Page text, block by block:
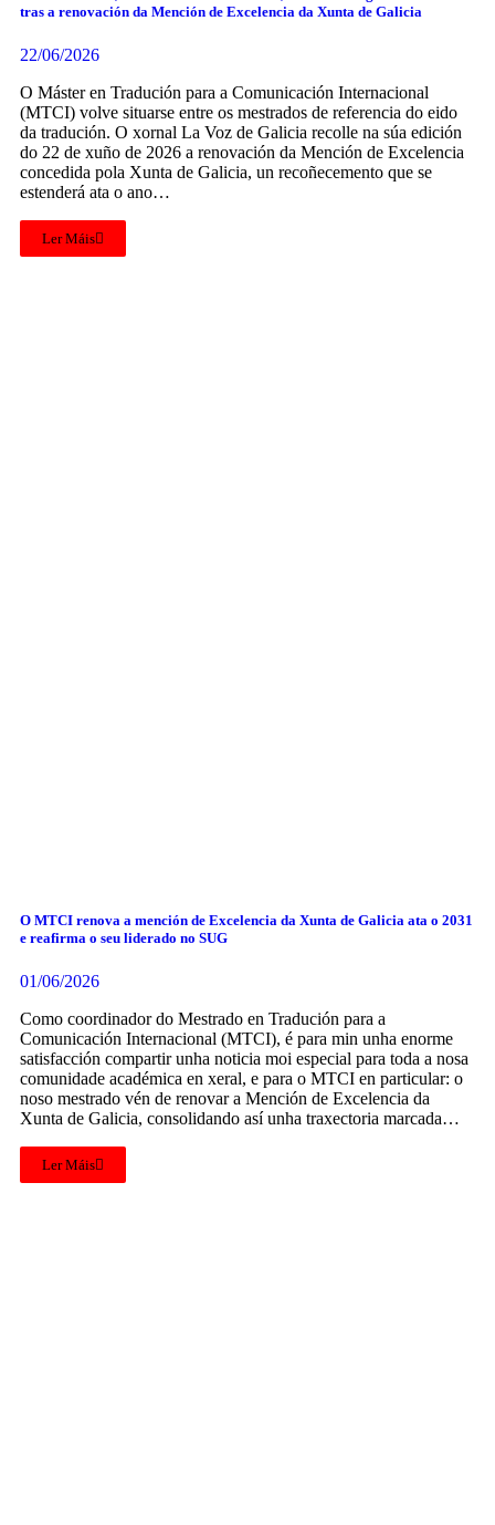
tras a renovación da Mención de Excelencia da Xunta de Galicia
22/06/2026
O Máster en Tradución para a Comunicación Internacional
(MTCI) volve situarse entre os mestrados de referencia do eido
da tradución. O xornal La Voz de Galicia recolle na súa edición
do 22 de xuño de 2026 a renovación da Mención de Excelencia
concedida pola Xunta de Galicia, un recoñecemento que se
estenderá ata o ano…
Ler Máis
O MTCI renova a mención de Excelencia da Xunta de Galicia ata o 2031
e reafirma o seu liderado no SUG
01/06/2026
Como coordinador do Mestrado en Tradución para a
Comunicación Internacional (MTCI), é para min unha enorme
satisfacción compartir unha noticia moi especial para toda a nosa
comunidade académica en xeral, e para o MTCI en particular: o
noso mestrado vén de renovar a Mención de Excelencia da
Xunta de Galicia, consolidando así unha traxectoria marcada…
Ler Máis